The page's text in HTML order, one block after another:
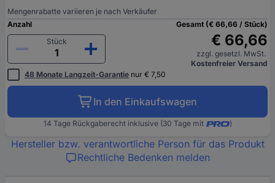
Mengenrabatte variieren je nach Verkäufer
Anzahl
Stück
Gesamt (€ 66,66 / Stück)
€ 66,66
zzgl. gesetzl. MwSt.
Kostenfreier Versand
48 Monate Langzeit-Garantie nur € 7,50
In den Einkaufswagen
14 Tage Rückgaberecht inklusive (30 Tage mit )
Hersteller bzw. verantwortliche Person für das Produkt
Rechtliche Bedenken melden